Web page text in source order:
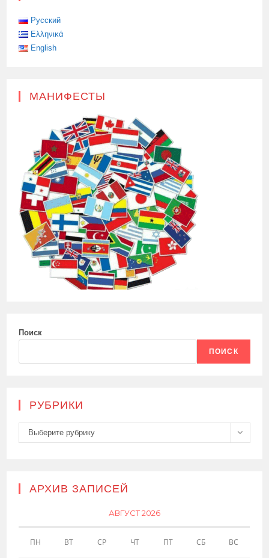
Русский
Ελληνικά
English
МАНИФЕСТЫ
Поиск
ПОИСК
РУБРИКИ
Рубрики
Выберите рубрику
АРХИВ ЗАПИСЕЙ
АВГУСТ 2026
ПН ВТ СР ЧТ ПТ СБ ВС